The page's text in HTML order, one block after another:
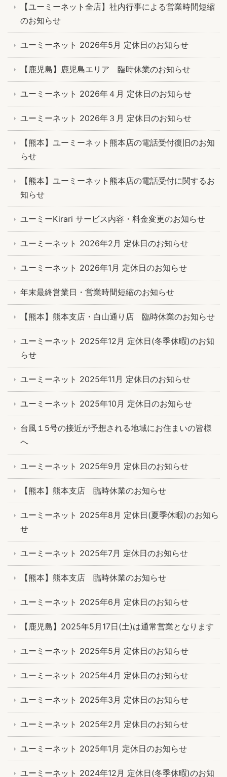
【ユーミーネット全店】社内行事による営業時間短縮
のお知らせ
ユーミーネット 2026年5月 定休日のお知らせ
【鹿児島】鹿児島エリア 臨時休業のお知らせ
ユーミーネット 2026年４月 定休日のお知らせ
ユーミーネット 2026年３月 定休日のお知らせ
【熊本】ユーミーネット熊本店の電話受付復旧のお知
らせ
【熊本】ユーミーネット熊本店の電話受付に関するお
知らせ
ユーミーKirari サービス内容・料金変更のお知らせ
ユーミーネット 2026年2月 定休日のお知らせ
ユーミーネット 2026年1月 定休日のお知らせ
年末最終営業日・営業時間短縮のお知らせ
【熊本】熊本支店・白山通り店 臨時休業のお知らせ
ユーミーネット 2025年12月 定休日(冬季休暇)のお知
らせ
ユーミーネット 2025年11月 定休日のお知らせ
ユーミーネット 2025年10月 定休日のお知らせ
台風１5号の接近が予想される地域にお住まいの皆様
へ
ユーミーネット 2025年9月 定休日のお知らせ
【熊本】熊本支店 臨時休業のお知らせ
ユーミーネット 2025年8月 定休日(夏季休暇)のお知ら
せ
ユーミーネット 2025年7月 定休日のお知らせ
【熊本】熊本支店 臨時休業のお知らせ
ユーミーネット 2025年6月 定休日のお知らせ
【鹿児島】2025年5月17日(土)は通常営業となります
ユーミーネット 2025年5月 定休日のお知らせ
ユーミーネット 2025年4月 定休日のお知らせ
ユーミーネット 2025年3月 定休日のお知らせ
ユーミーネット 2025年2月 定休日のお知らせ
ユーミーネット 2025年1月 定休日のお知らせ
ユーミーネット 2024年12月 定休日(冬季休暇)のお知